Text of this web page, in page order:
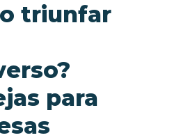
triunfar
para